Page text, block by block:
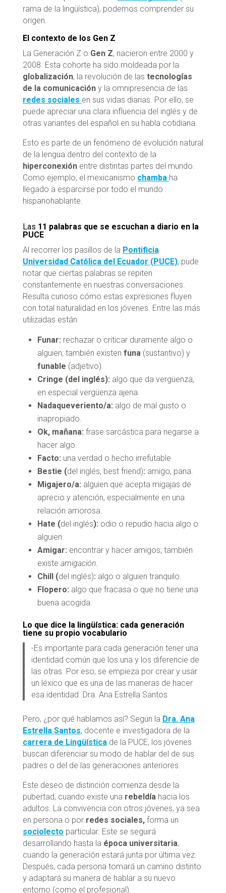
rama de la lingüística), podemos comprender su
origen.
El contexto de los Gen Z
La Generación Z o Gen Z, nacieron entre 2000 y
2008. Esta cohorte ha sido moldeada por la
globalización, la revolución de las tecnologías
de la comunicacióny la omnipresencia de las
redes sociales en sus vidas diarias. Por ello, se
puede apreciar una clara influencia del inglés y de
otras variantes del español en su habla cotidiana.
Esto es parte de un fenómeno de evolución natural
de la lengua dentro del contexto de la
hiperconexión entre distintas partes del mundo.
Como ejemplo, el mexicanismo chamba ha
llegado a esparcirse por todo el mundo
hispanohablante.
Las 11 palabras que se escuchan a diario en la
PUCE
Al recorrer los pasillos de la Pontificia
Universidad Católica del Ecuador (PUCE), pude
notar que ciertas palabras se repiten
constantemente en nuestras conversaciones.
Resulta curioso cómo estas expresiones fluyen
con total naturalidad en los jóvenes. Entre las más
utilizadas están:
Funar: rechazar o criticar duramente algo o
alguien; también existen funa(sustantivo) y
funable (adjetivo).
Cringe (del inglés): algo que da vergüenza,
en especial vergüenza ajena.
Nadaqueveriento/a: algo de mal gusto o
inapropiado.
Ok, mañana: frase sarcástica para negarse a
hacer algo.
Facto: una verdad o hecho irrefutable
Bestie (del inglés, best friend): amigo, pana.
Migajero/a: alguien que acepta migajas de
aprecio y atención, especialmente en una
relación amorosa.
Hate (del inglés): odio o repudio hacia algo o
alguien.
Amigar: encontrar y hacer amigos; también
existe amigación.
Chill (del inglés): algo o alguien tranquilo.
Flopero: algo que fracasa o que no tiene una
buena acogida.
Lo que dice la lingüística: cada generación
tiene su propio vocabulario
-Es importante para cada generación tener una
identidad común que los una y los diferencie de
las otras. Por eso, se empieza por crear y usar
un léxico que es una de las maneras de hacer
esa identidad. Dra. Ana Estrella Santos
Pero, ¿por qué hablamos así? Según la Dra. Ana
Estrella Santos, docente e investigadora de la
carrera de Lingüísticade la PUCE, los jóvenes
buscan diferenciar su modo de hablar del de sus
padres o del de las generaciones anteriores.
Este deseo de distinción comienza desde la
pubertad, cuando existe una rebeldíahacia los
adultos. La convivencia con otros jóvenes, ya sea
en persona o por redes sociales,forma un
sociolecto particular. Este se seguirá
desarrollando hasta la época universitaria,
cuando la generación estará junta por última vez.
Después, cada persona tomará un camino distinto
y adaptará su manera de hablar a su nuevo
entorno (como el profesional).